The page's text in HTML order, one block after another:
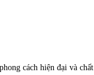
cách hiện đại và chất